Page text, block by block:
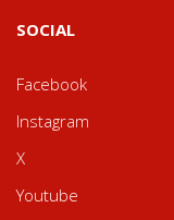
SOCIAL
Facebook
Instagram
X
Youtube